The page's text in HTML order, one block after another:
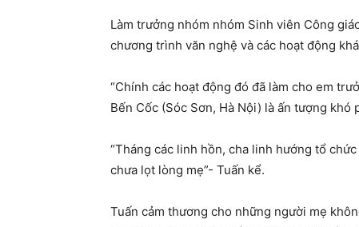
Làm trưởng nhóm nhóm Sinh viên Công
chương trình văn nghệ và các hoạt động
“Chính các hoạt động đó đã làm cho em
Bến Cốc (Sóc Sơn, Hà Nội) là ấn tượng khó
“Tháng các linh hồn, cha linh hướng tổ
chưa lọt lòng mẹ”- Tuấn kể.
Tuấn cảm thương cho những người mẹ